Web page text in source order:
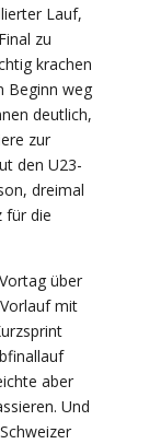
Lauf,
zu
krachen
Beginn weg
deutlich,
zur
den U23-
dreimal
für die
über
mit
aber
Und